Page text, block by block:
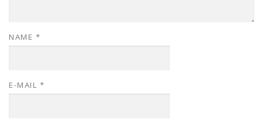
NAME *
E-MAIL *